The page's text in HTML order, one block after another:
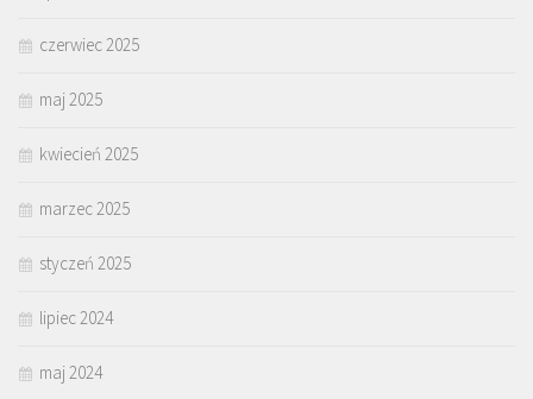
czerwiec 2025
maj 2025
kwiecień 2025
marzec 2025
styczeń 2025
lipiec 2024
maj 2024